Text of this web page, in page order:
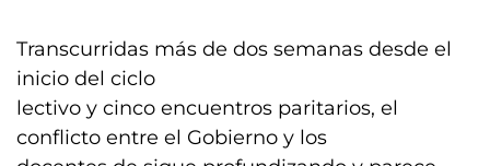
Transcurridas más de dos semanas desde el
inicio del ciclo
lectivo y cinco encuentros paritarios, el
conflicto entre el Gobierno y los